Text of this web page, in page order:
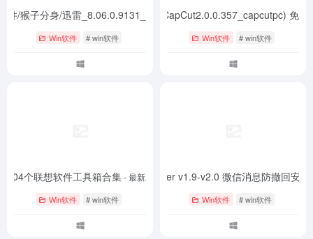
件/猴子分身/迅雷_8.06.0.9131_免会员清爽版- 最新版
Win软件 # win软件
剪映国际版(CapCut2.0.0.357_capcutpc) 免
Win软件 # win软件
204个联想软件工具箱合集- 最新版
Win软件 # win软件
RevokeMsgPatcher v1.9-v2.0 微信消息防撤回安卓
Win软件 # win软件